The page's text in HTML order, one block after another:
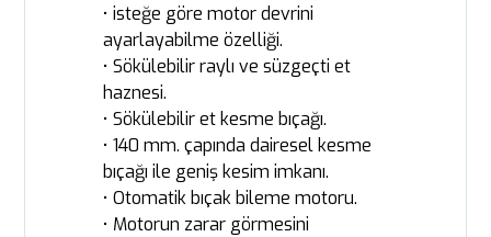
• isteğe göre motor devrini
ayarlayabilme özelliği.
• Sökülebilir raylı ve süzgeçti et
haznesi.
• Sökülebilir et kesme bıçağı.
• 140 mm. çapında dairesel kesme
bıçağı ile geniş kesim imkanı.
• Otomatik bıçak bileme motoru.
• Motorun zarar görmesini